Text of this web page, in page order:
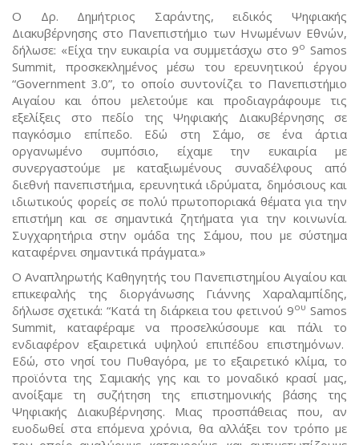
O Δρ. Δημήτριος Σαράντης, ειδικός Ψηφιακής
Διακυβέρνησης στο Πανεπιστήμιο των Ηνωμένων Εθνών,
δήλωσε: «Είχα την ευκαιρία να συμμετάσχω στο 9ο Samos
Summit, προσκεκλημένος μέσω του ερευνητικού έργου
“Government 3.0”, το οποίο συντονίζει το Πανεπιστήμιο
Αιγαίου και όπου μελετούμε και προδιαγράφουμε τις
εξελίξεις στο πεδίο της Ψηφιακής Διακυβέρνησης σε
παγκόσμιο επίπεδο. Εδώ στη Σάμο, σε ένα άρτια
οργανωμένο συμπόσιο, είχαμε την ευκαιρία με
συνεργαστούμε με καταξιωμένους συναδέλφους από
διεθνή πανεπιστήμια, ερευνητικά ιδρύματα, δημόσιους και
ιδιωτικούς φορείς σε πολύ πρωτοποριακά θέματα για την
επιστήμη και σε σημαντικά ζητήματα για την κοινωνία.
Συγχαρητήρια στην ομάδα της Σάμου, που με σύστημα
καταφέρνει σημαντικά πράγματα.»
Ο Αναπληρωτής Καθηγητής του Πανεπιστημίου Αιγαίου και
επικεφαλής της διοργάνωσης Γιάννης Χαραλαμπίδης,
δήλωσε σχετικά: “Κατά τη διάρκεια του φετινού 9ου Samos
Summit, καταφέραμε να προσελκύσουμε και πάλι το
ενδιαφέρον εξαιρετικά υψηλού επιπέδου επιστημόνων.
Εδώ, στο νησί του Πυθαγόρα, με το εξαιρετικό κλίμα, το
προϊόντα της Σαμιακής γης και το μοναδικό κρασί μας,
ανοίξαμε τη συζήτηση της επιστημονικής βάσης της
Ψηφιακής Διακυβέρνησης. Μιας προσπάθειας που, αν
ευοδωθεί στα επόμενα χρόνια, θα αλλάξει τον τρόπο με